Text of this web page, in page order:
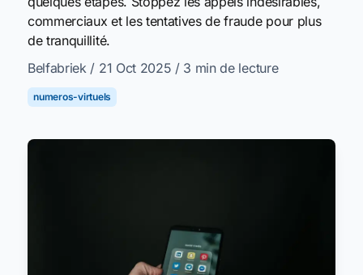
commerciaux et les tentatives de fraude pour plus
de tranquillité.
Belfabriek / 21 Oct 2025 / 3 min de lecture
numeros-virtuels